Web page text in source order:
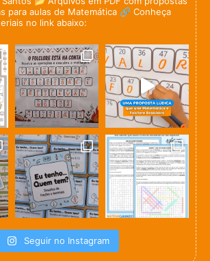
para aulas de Matemática 🔗 Conheça
no link abaixo:
Seguir no Instagram